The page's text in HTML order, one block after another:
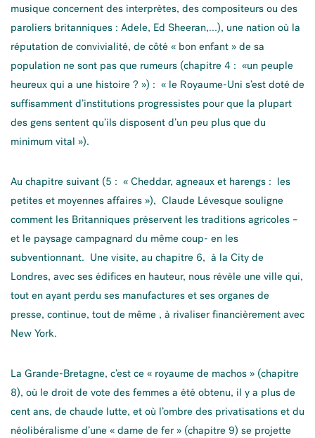
musique concernent des interprètes, des compositeurs ou des
paroliers britanniques : Adele, Ed Sheeran,…), une nation où la
réputation de convivialité, de côté « bon enfant » de sa
population ne sont pas que rumeurs (chapitre 4 : «un peuple
heureux qui a une histoire ? ») : « le Royaume-Uni s’est doté de
suffisamment d’institutions progressistes pour que la plupart
des gens sentent qu’ils disposent d’un peu plus que du
minimum vital »).
Au chapitre suivant (5 : « Cheddar, agneaux et harengs : les
petites et moyennes affaires »), Claude Lévesque souligne
comment les Britanniques préservent les traditions agricoles –
et le paysage campagnard du même coup- en les
subventionnant. Une visite, au chapitre 6, à la City de
Londres, avec ses édifices en hauteur, nous révèle une ville qui,
tout en ayant perdu ses manufactures et ses organes de
presse, continue, tout de même , à rivaliser financièrement avec
New York.
La Grande-Bretagne, c’est ce « royaume de machos » (chapitre
8), où le droit de vote des femmes a été obtenu, il y a plus de
cent ans, de chaude lutte, et où l’ombre des privatisations et du
néolibéralisme d’une « dame de fer » (chapitre 9) se projette